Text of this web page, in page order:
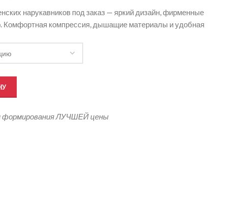
нарукавников под заказ — яркий дизайн, фирменные
Комфортная компрессия, дышащие материалы и удобная
формирования ЛУЧШЕЙ цены